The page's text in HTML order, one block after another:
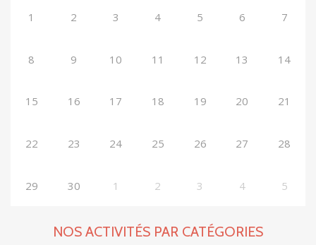
1 2 3 4 5 6 7
8 9 10 11 12 13 14
15 16 17 18 19 20 21
22 23 24 25 26 27 28
29 30 1 2 3 4 5
NOS ACTIVITÉS PAR CATÉGORIES